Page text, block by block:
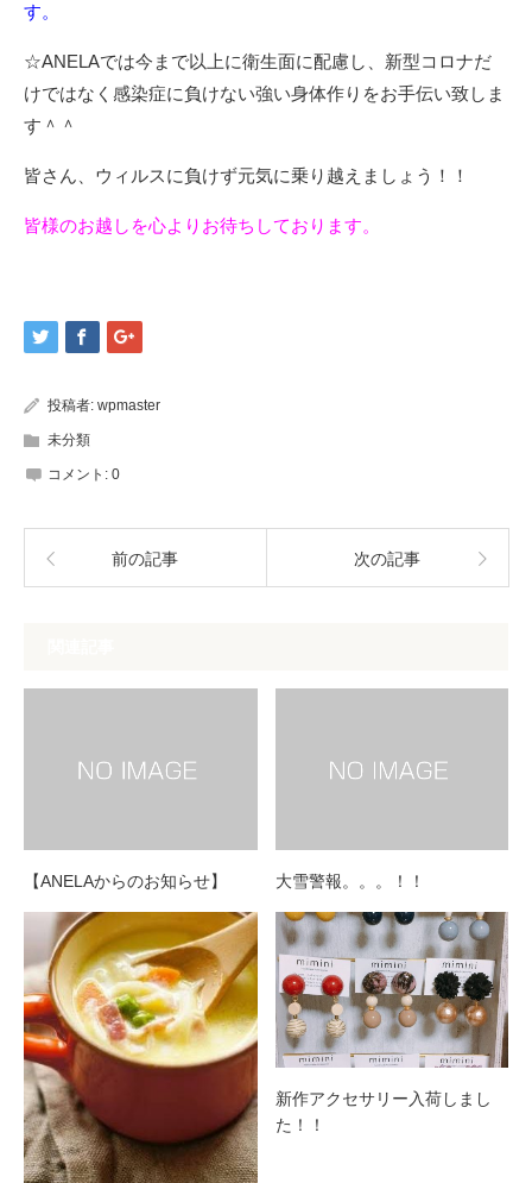
す。
☆ANELAでは今まで以上に衛生面に配慮し、新型コロナだ
けではなく感染症に負けない強い身体作りをお手伝い致しま
す＾＾
皆さん、ウィルスに負けず元気に乗り越えましょう！！
皆様のお越しを心よりお待ちしております。
投稿者: wpmaster
未分類
コメント: 0
前の記事 次の記事
【ANELAからのお知らせ】 大雪警報。。。！！
新作アクセサリー入荷しまし
た！！